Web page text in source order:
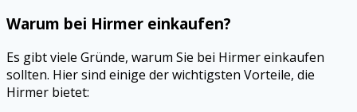
Warum bei Hirmer einkaufen?
Es gibt viele Gründe, warum Sie bei Hirmer einkaufen
sollten. Hier sind einige der wichtigsten Vorteile, die
Hirmer bietet: